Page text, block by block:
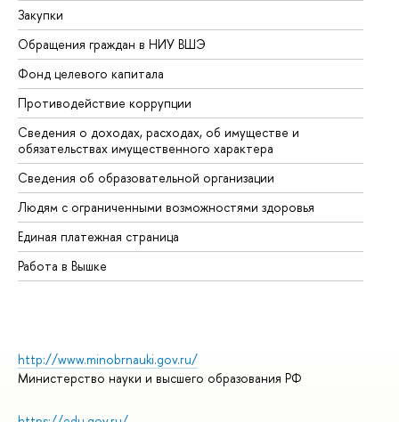
Закупки
Обращения граждан в НИУ ВШЭ
Фонд целевого капитала
Противодействие коррупции
Сведения о доходах, расходах, об имуществе и
обязательствах имущественного характера
Сведения об образовательной организации
Людям с ограниченными возможностями здоровья
Единая платежная страница
Работа в Вышке
http://www.minobrnauki.gov.ru/
Министерство науки и высшего образования РФ